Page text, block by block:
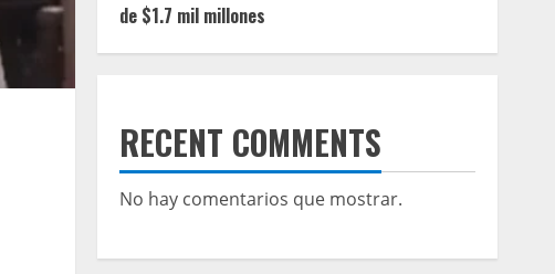
de $1.7 mil millones
RECENT COMMENTS
No hay comentarios que mostrar.